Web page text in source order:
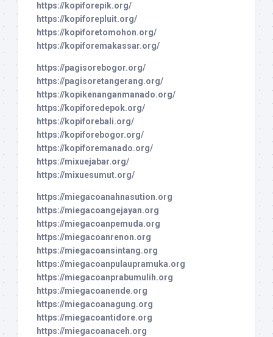
https://kopiforepik.org/
https://kopiforepluit.org/
https://kopiforetomohon.org/
https://kopiforemakassar.org/
https://pagisorebogor.org/
https://pagisoretangerang.org/
https://kopikenanganmanado.org/
https://kopiforedepok.org/
https://kopiforebali.org/
https://kopiforebogor.org/
https://kopiforemanado.org/
https://mixuejabar.org/
https://mixuesumut.org/
https://miegacoanahnasution.org
https://miegacoangejayan.org
https://miegacoanpemuda.org
https://miegacoanrenon.org
https://miegacoansintang.org
https://miegacoanpulaupramuka.org
https://miegacoanprabumulih.org
https://miegacoanende.org
https://miegacoanagung.org
https://miegacoantidore.org
https://miegacoanaceh.org